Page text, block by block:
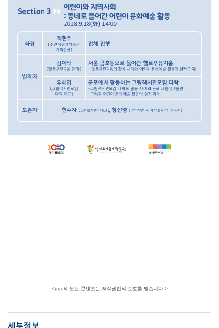
<ggc의 모든 콘텐츠는 저작권법의 보호를 받습니다.>
세부정보